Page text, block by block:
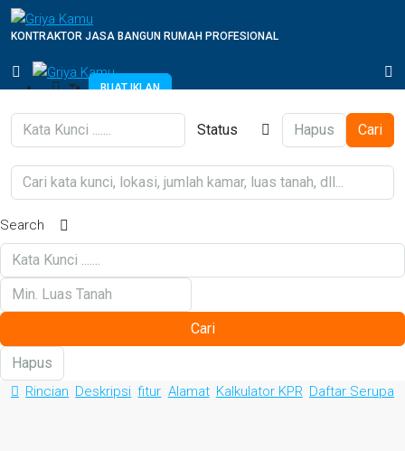
KONTRAKTOR JASA BANGUN RUMAH PROFESIONAL
BUAT IKLAN
Status Hapus Cari
Search
Cari
Hapus
Rincian Deskripsi fitur Alamat Kalkulator KPR Daftar Serupa